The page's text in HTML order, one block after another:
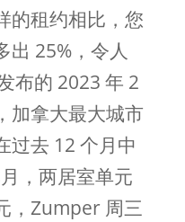
的租约相比，您
出 25%，令人
布的 2023 年 2
加拿大最大城市
过去 12 个月中
，两居室单元
，Zumper 周三